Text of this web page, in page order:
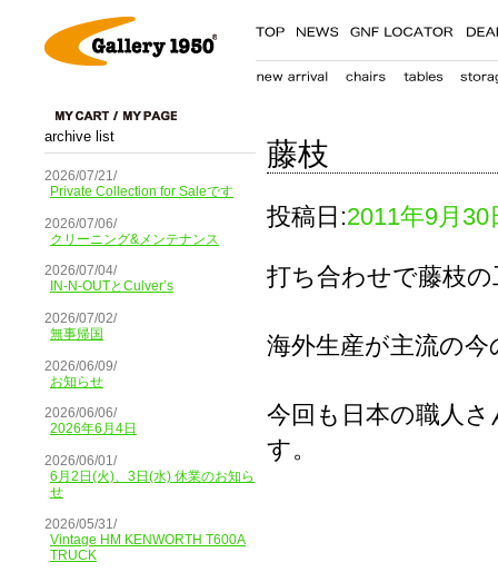
archive list
2026/07/21/
Private Collection for Saleです
2026/07/06/
クリーニング&メンテナンス
2026/07/04/
IN-N-OUTとCulver’s
2026/07/02/
無事帰国
2026/06/09/
お知らせ
2026/06/06/
2026年6月4日
2026/06/01/
6月2日(火)、3日(水) 休業のお知ら
せ
2026/05/31/
Vintage HM KENWORTH T600A
TRUCK
藤枝
投稿日:2011年9月30
打ち合わせで藤枝
海外生産が主流の
今回も日本の職人
す。